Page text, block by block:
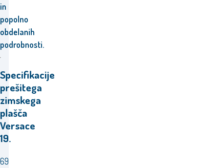
in
popolno
obdelanih
podrobnosti.
Specifikacije
prešitega
zimskega
plašča
Versace
19.
69